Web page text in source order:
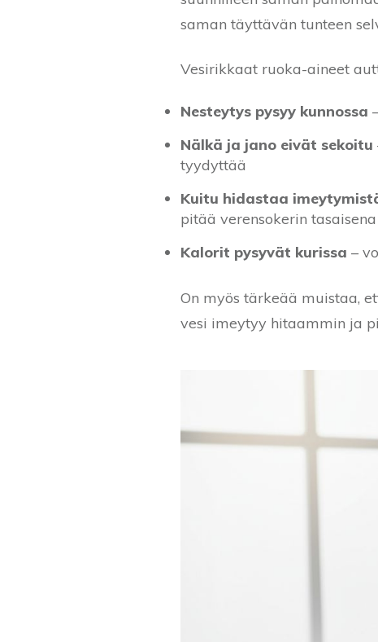
saman täyttävän tunteen
Vesirikkaat ruoka-aineet
Nesteytys pysyy kunnossa
Nälkä ja jano eivät sekoitu
tyydyttää
Kuitu hidastaa
pitää verensokerin tasaisena
Kalorit pysyvät kurissa –
On myös tärkeää muistaa,
vesi imeytyy hitaammin ja